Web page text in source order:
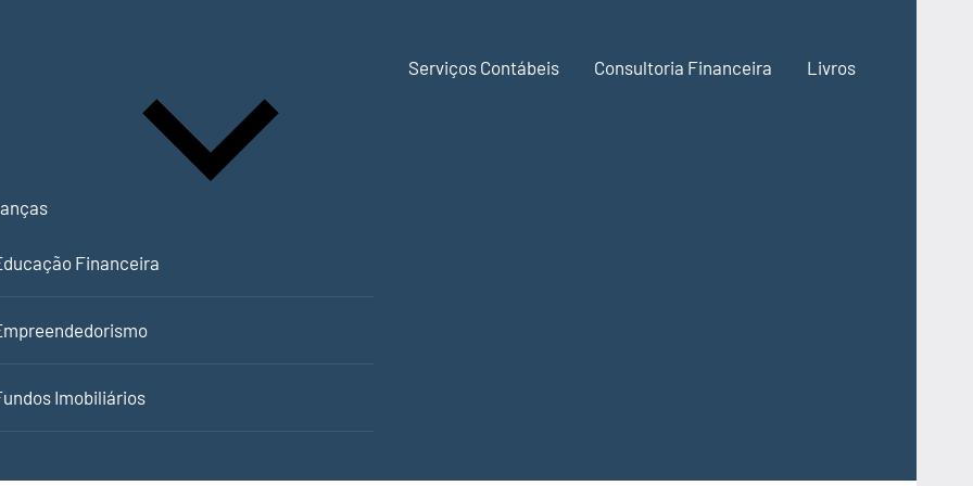
Financeira
Imobiliários
Serviços Contábeis Consultoria Financeira Livros